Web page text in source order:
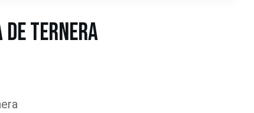
Ternera